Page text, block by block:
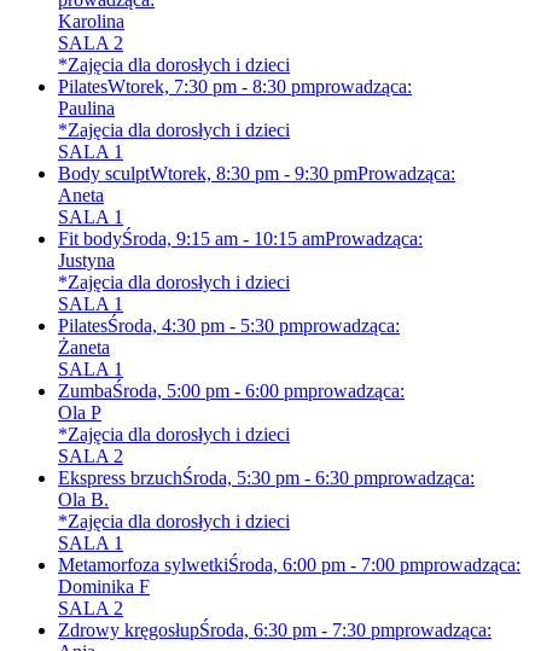
Karolina
SALA 2
*Zajęcia dla dorosłych i dzieci
PilatesWtorek, 7:30 pm - 8:30 pmprowadząca:
Paulina
*Zajęcia dla dorosłych i dzieci
SALA 1
Body sculptWtorek, 8:30 pm - 9:30 pmProwadząca:
Aneta
SALA 1
Fit bodyŚroda, 9:15 am - 10:15 amProwadząca:
Justyna
*Zajęcia dla dorosłych i dzieci
SALA 1
PilatesŚroda, 4:30 pm - 5:30 pmprowadząca:
Żaneta
SALA 1
ZumbaŚroda, 5:00 pm - 6:00 pmprowadząca:
Ola P
*Zajęcia dla dorosłych i dzieci
SALA 2
Ekspress brzuchŚroda, 5:30 pm - 6:30 pmprowadząca:
Ola B.
*Zajęcia dla dorosłych i dzieci
SALA 1
Metamorfoza sylwetkiŚroda, 6:00 pm - 7:00 pmprowadząca:
Dominika F
SALA 2
Zdrowy kręgosłupŚroda, 6:30 pm - 7:30 pmprowadząca: